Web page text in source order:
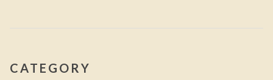
CATEGORY